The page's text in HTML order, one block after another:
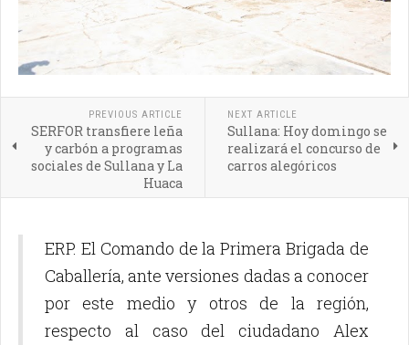
PREVIOUS ARTICLE
SERFOR transfiere leña
y carbón a programas
sociales de Sullana y La
Huaca
NEXT ARTICLE
Sullana: Hoy domingo se
realizará el concurso de
carros alegóricos
ERP. El Comando de la Primera Brigada de
Caballería, ante versiones dadas a conocer
por este medio y otros de la región,
respecto al caso del ciudadano Alex